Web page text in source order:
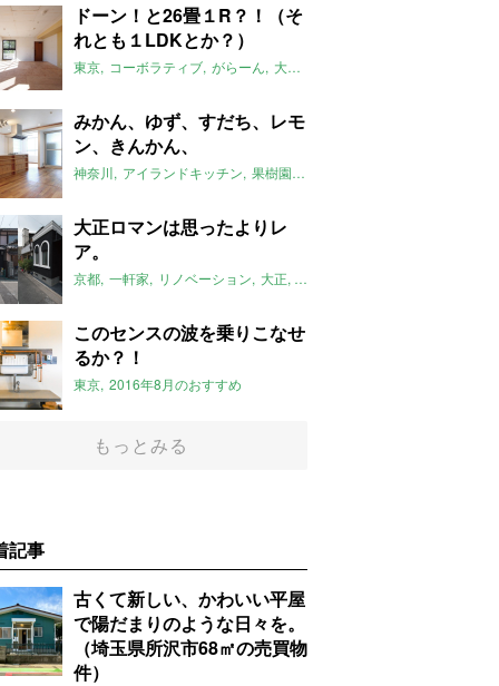
ドーン！と26畳１R？！（そ
れとも１LDKとか？）
東京 コーボラティブ がらーん 大空間
みかん、ゆず、すだち、レモ
ン、きんかん、
神奈川 アイランドキッチン 果樹園 庭
大正ロマンは思ったよりレ
ア。
京都 一軒家 リノベーション 大正 大正ロマン
このセンスの波を乗りこなせ
るか？！
東京 2016年8月のおすすめ
もっとみる
記事
古くて新しい、かわいい平屋
で陽だまりのような日々を。
（埼玉県所沢市68㎡の売買物
件）